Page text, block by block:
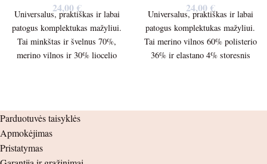
24,00 €
Universalus, praktiškas ir labai
patogus komplektukas mažyliui.
Tai minkštas ir švelnus 70%,
merino vilnos ir 30% liocelio
– 30cm. Rankovės ilgis nuo
peties siūlės – 34cm. nuo
pažastėlės – 29cm. Kelnių ilgis –
51cm. nuo klynuko – 33cm.
24,00 €
Universalus, praktiškas ir labai
patogus komplektukas mažyliui.
Tai merino vilnos 60% polisterio
36% ir elastano 4% storesnis
ilgis nuo peties siūlės – 30.5cm.
Parduotuvės taisyklės
Apmokėjimas
Pristatymas